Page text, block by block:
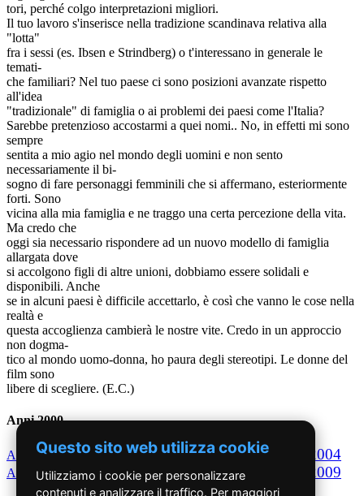
tori, perché colgo interpretazioni migliori.
Il tuo lavoro s'inserisce nella tradizione scandinava relativa alla
"lotta"
fra i sessi (es. Ibsen e Strindberg) o t'interessano in generale le
temati-
che familiari? Nel tuo paese ci sono posizioni avanzate rispetto
all'idea
"tradizionale" di famiglia o ai problemi dei paesi come l'Italia?
Sarebbe pretenzioso accostarmi a quei nomi.. No, in effetti mi sono
sempre
sentita a mio agio nel mondo degli uomini e non sento
necessariamente il bi-
sogno di fare personaggi femminili che si affermano, esteriormente
forti. Sono
vicina alla mia famiglia e ne traggo una certa percezione della vita.
Ma credo che
oggi sia necessario rispondere ad un nuovo modello di famiglia
allargata dove
si accolgono figli di altre unioni, dobbiamo essere solidali e
disponibili. Anche
se in alcuni paesi è difficile accettarlo, è così che vanno le cose nella
realtà e
questa accoglienza cambierà le nostre vite. Credo in un approccio
non dogma-
tico al mondo uomo-donna, ho paura degli stereotipi. Le donne del
film sono
libere di scegliere. (E.C.)
Anni 2000
Anno2000Anno2001 Anno2002 Anno2003 2004
Anno 2005Anno2006 Anno2007Anno2008 2009
Questo sito web utilizza cookie
Utilizziamo i cookie per personalizzare
contenuti e analizzare il traffico. Per maggiori